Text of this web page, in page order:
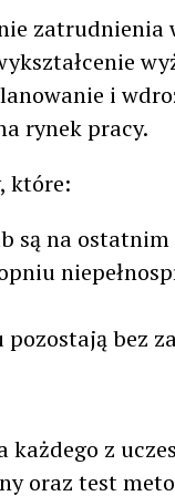
technologia teatru lalek
zatrudnienia
i
rynek pracy.
które:
są na
bez
każdego z
oraz test